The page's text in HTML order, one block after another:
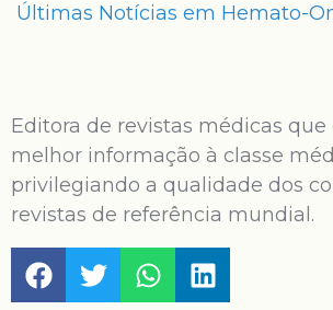
Últimas Notícias em Hemato-
Editora de revistas médicas
melhor informação à classe
privilegiando a qualidade dos
revistas de referência mundial.